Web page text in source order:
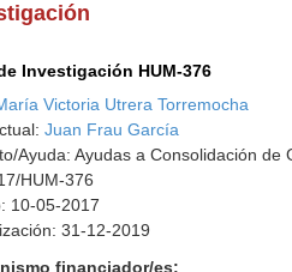
Investigación HUM-376
Victoria Utrera Torremocha
Juan Frau García
Ayuda: Ayudas a Consolidación de
HUM-376
10-05-2017
31-12-2019
financiador/es: